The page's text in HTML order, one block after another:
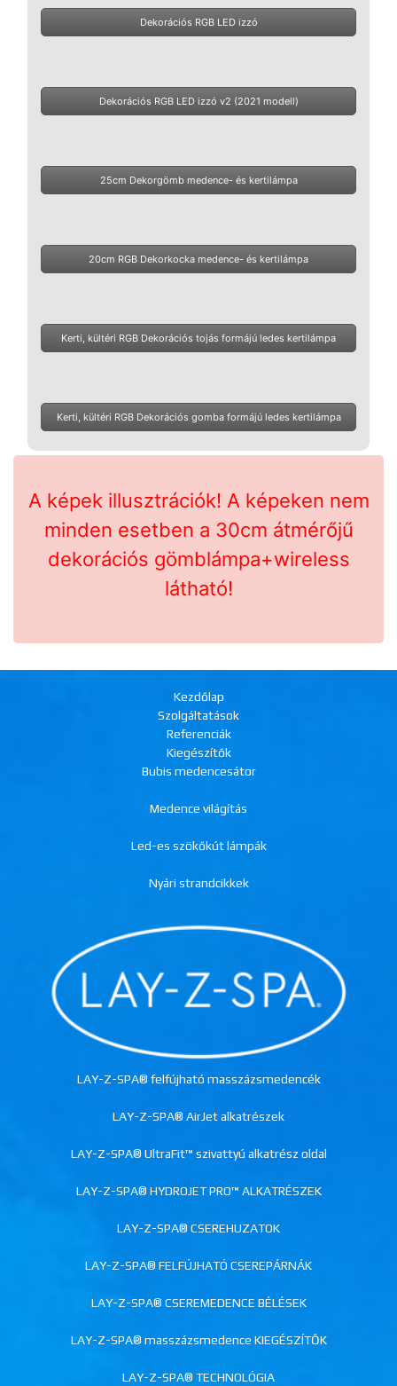
Dekorációs RGB LED izzó
Dekorációs RGB LED izzó v2 (2021 modell)
25cm Dekorgömb medence- és kertilámpa
20cm RGB Dekorkocka medence- és kertilámpa
Kerti, kültéri RGB Dekorációs tojás formájú ledes kertilámpa
Kerti, kültéri RGB Dekorációs gomba formájú ledes kertilámpa
A képek illusztrációk! A képeken nem
minden esetben a 30cm átmérőjű
dekorációs gömblámpa+wireless
látható!
Kezdőlap
Szolgáltatások
Referenciák
Kiegészítők
Bubis medencesátor
Medence világítás
Led-es szökőkút lámpák
Nyári strandcikkek
LAY-Z-SPA® felfújható masszázsmedencék
LAY-Z-SPA® AirJet alkatrészek
LAY-Z-SPA® UltraFit™ szivattyú alkatrész oldal
LAY-Z-SPA® HYDROJET PRO™ ALKATRÉSZEK
LAY-Z-SPA® CSEREHUZATOK
LAY-Z-SPA® FELFÚJHATÓ CSEREPÁRNÁK
LAY-Z-SPA® CSEREMEDENCE BÉLÉSEK
LAY-Z-SPA® masszázsmedence KIEGÉSZÍTŐK
LAY-Z-SPA® TECHNOLÓGIA